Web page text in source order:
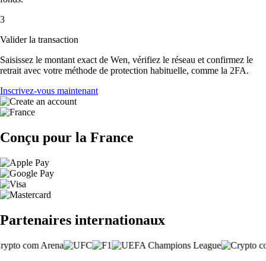
3
Valider la transaction
Saisissez le montant exact de Wen, vérifiez le réseau et confirmez le
retrait avec votre méthode de protection habituelle, comme la 2FA.
Inscrivez-vous maintenant
Conçu pour la France
Partenaires internationaux